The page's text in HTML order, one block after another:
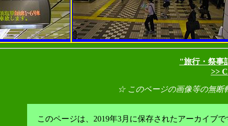
"旅行・祭事
>>
☆ このページの画像等の無
このページは、2019年3月に保存されたアーカイブ